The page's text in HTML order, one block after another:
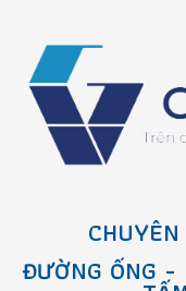
ĐƯỜNG ỐNG